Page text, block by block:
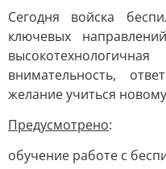
Сегодня войска
ключевых
внимательность,
желание учиться
Предусмотрено:
обучение работе с